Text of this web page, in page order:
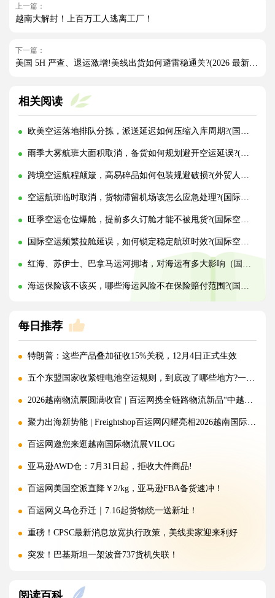
上一篇：
越南大解封！上百万工人逃离工厂！
下一篇：
美国 5H 严查、退运激增!美线出货如何避雷稳通关?(2026 最新实操指南)
相关阅读
欧美空运落地排队分拣，派送延迟如何压缩入库周期?(国际空运干货知识分享)
雨季大雾航班大面积取消，备货如何规划避开空运延误?(国际空运干货知识分享)
跨境空运航程颠簸，高易碎品如何包装规避破损?(外贸人必看篇)
空运航班临时取消，货物滞留机场该怎么应急处理?(国际空运干货知识分享)
旺季空运仓位爆舱，提前多久订舱才能不被甩货?(国际空运干货知识分享)
国际空运频繁拉舱延误，如何锁定稳定航班时效?(国际空运干货知识分享)
红海、苏伊士、巴拿马运河拥堵，对海运有多大影响（国际海运干货知识分享）
海运保险该不该买，哪些海运风险不在保险赔付范围?(国际海运干货知识分享)
每日推荐
特朗普：这些产品叠加征收15%关税，12月4日正式生效
五个东盟国家收紧锂电池空运规则，到底改了哪些地方?一文讲清!
2026越南物流展圆满收官 | 百运网携全链路物流新品“中越美专线”强势出圈！
聚力出海新势能 | Freightshop百运网闪耀亮相2026越南国际物流展
百运网邀您来逛越南国际物流展VILOG
亚马逊AWD仓：7月31日起，拒收大件商品!
百运网美国空派直降￥2/kg，亚马逊FBA备货速冲！
百运网义乌仓乔迁｜7.16起货物统一送新址！
重磅！CPSC最新消息放宽执行政策，美线卖家迎来利好
突发！巴基斯坦一架波音737货机失联！